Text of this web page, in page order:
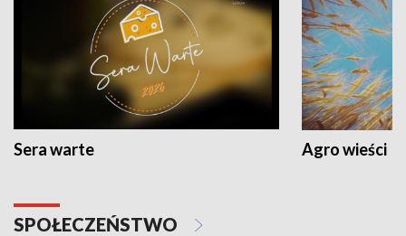
Sera warte Agro wieści
SPOŁECZEŃSTWO